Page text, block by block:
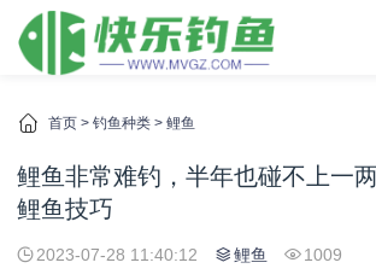
首页 > 钓鱼种类 > 鲤鱼
鲤鱼非常难钓，半年也碰不上一
鲤鱼技巧
2023-07-28 11:40:12 鲤鱼 1009